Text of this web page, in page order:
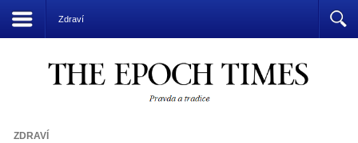
Zdraví
ZDRAVÍ